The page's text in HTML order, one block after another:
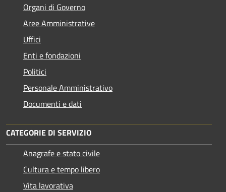
Organi di Governo
Aree Amministrative
Uffici
Enti e fondazioni
Politici
Personale Amministrativo
Documenti e dati
CATEGORIE DI SERVIZIO
Anagrafe e stato civile
Cultura e tempo libero
Vita lavorativa